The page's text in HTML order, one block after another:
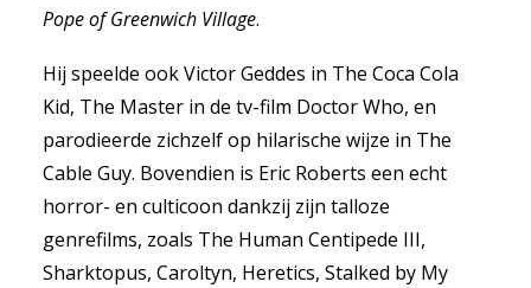
Pope of Greenwich Village.
Hij speelde ook Victor Geddes in The Coca Cola
Kid, The Master in de tv-film Doctor Who, en
parodieerde zichzelf op hilarische wijze in The
Cable Guy. Bovendien is Eric Roberts een echt
horror- en culticoon dankzij zijn talloze
genrefilms, zoals The Human Centipede III,
Sharktopus, Caroltyn, Heretics, Stalked by My